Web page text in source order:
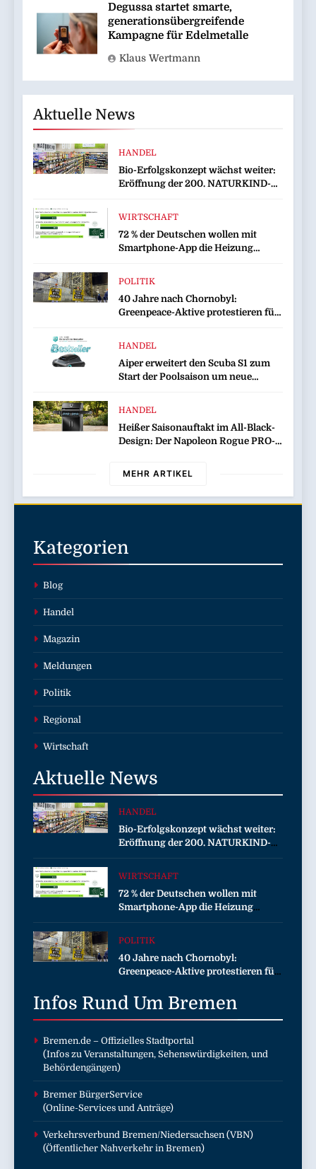
Degussa startet smarte,
generationsübergreifende
Kampagne für Edelmetalle
Klaus Wertmann
Aktuelle News
HANDEL
Bio-Erfolgskonzept wächst weiter:
Eröffnung der 200. NATURKIND-
WIRTSCHAFT
72 % der Deutschen wollen mit
Smartphone-App die Heizung
POLITIK
40 Jahre nach Chornobyl:
Greenpeace-Aktive protestieren für
Folgen des russischen
Drohnenangriffs
HANDEL
Aiper erweitert den Scuba S1 zum
Start der Poolsaison um neue
HANDEL
Heißer Saisonauftakt im All-Black-
Design: Der Napoleon Rogue PRO-S
Edition
MEHR ARTIKEL
Kategorien
Blog
Handel
Magazin
Meldungen
Politik
Regional
Wirtschaft
Aktuelle News
HANDEL
Bio-Erfolgskonzept wächst weiter:
Eröffnung der 200. NATURKIND-
Welt bei EDEKA
WIRTSCHAFT
72 % der Deutschen wollen mit
Smartphone-App die Heizung
überwachen
POLITIK
40 Jahre nach Chornobyl:
Greenpeace-Aktive protestieren für
der zerstörten Schutzhülle /
Greenpeace-Report dokumentiert
Drohnenangriffs
Infos Rund Um Bremen
Bremen.de – Offizielles Stadtportal
(Infos zu Veranstaltungen, Sehenswürdigkeiten, und
Behördengängen)
Bremer BürgerService
(Online-Services und Anträge)
Verkehrsverbund Bremen/Niedersachsen (VBN)
(Öffentlicher Nahverkehr in Bremen)